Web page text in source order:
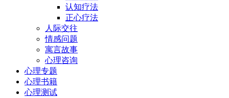
认知疗法
正心疗法
人际交往
情感问题
寓言故事
心理咨询
心理专题
心理书籍
心理测试